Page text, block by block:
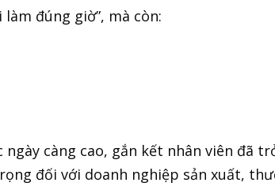
đúng giờ”, mà còn:
càng cao, gắn kết nhân viên đã
đối với doanh nghiệp sản xuất,